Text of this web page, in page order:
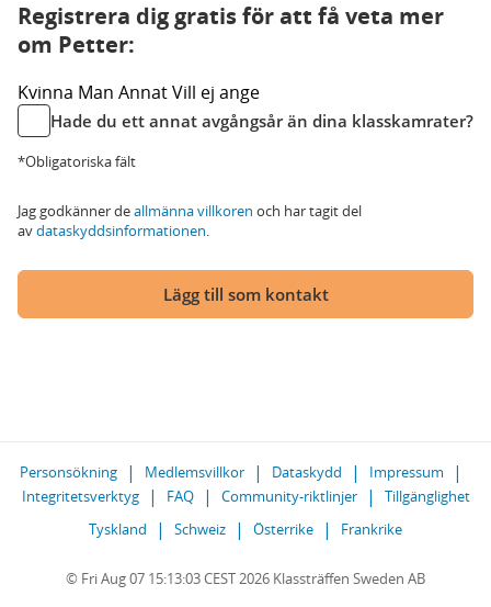
Registrera dig gratis för att få veta mer
om Petter:
Kvinna Man AnnatVill ej ange
Hade du ett annat avgångsår än dina klasskamrater?
*Obligatoriska fält
Jag godkänner deallmänna villkoren och har tagit del
avdataskyddsinformationen.
Lägg till som kontakt
Personsökning Medlemsvillkor Dataskydd
Impressum
Integritetsverktyg
FAQ Community-riktlinjer
Tillgänglighet
Tyskland
Schweiz Österrike Frankrike
© Fri Aug 07 15:13:03 CEST 2026 Klassträffen Sweden AB